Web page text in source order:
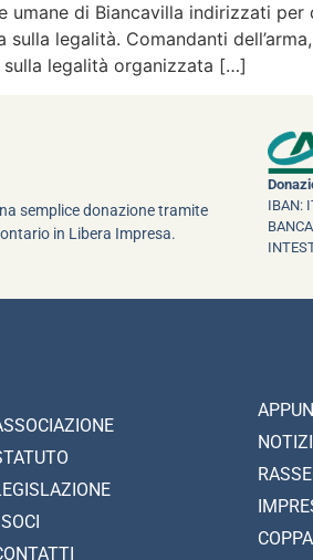
umane di Biancavilla indirizzati
sulla legalità. Comandanti
sulla legalità organizzata […]
semplice donazione tramite
in Libera Impresa.
IBAN:
I SOCI